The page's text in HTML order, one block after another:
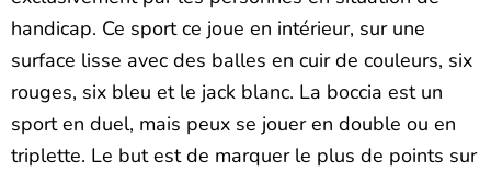
handicap. Ce sport ce joue en intérieur, sur une
surface lisse avec des balles en cuir de couleurs, six
rouges, six bleu et le jack blanc. La boccia est un
sport en duel, mais peux se jouer en double ou en
triplette. Le but est de marquer le plus de points sur